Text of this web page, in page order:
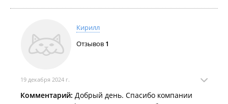
Кирилл
Отзывов 1
19 декабря 2024 г.
Комментарий: Добрый день. Спасибо компании